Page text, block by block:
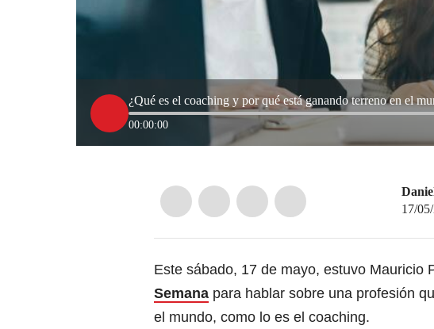
¿Qué es el coaching y por qué está ganando terreno en el
00:00:00
17/
Este sábado, 17 de mayo, estuvo Mauricio
Semana para hablar sobre una profesión
el mundo, como lo es el coaching.